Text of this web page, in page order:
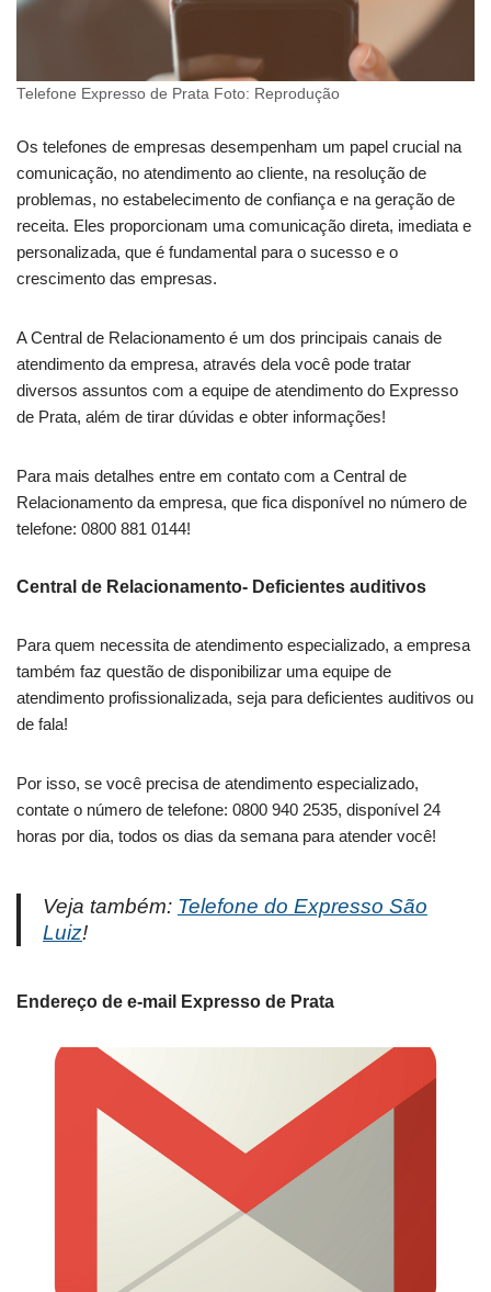
Telefone Expresso de Prata Foto: Reprodução
Os telefones de empresas desempenham um papel crucial na
comunicação, no atendimento ao cliente, na resolução de
problemas, no estabelecimento de confiança e na geração de
receita. Eles proporcionam uma comunicação direta, imediata e
personalizada, que é fundamental para o sucesso e o
crescimento das empresas.
A Central de Relacionamento é um dos principais canais de
atendimento da empresa, através dela você pode tratar
diversos assuntos com a equipe de atendimento do Expresso
de Prata, além de tirar dúvidas e obter informações!
Para mais detalhes entre em contato com a Central de
Relacionamento da empresa, que fica disponível no número de
telefone: 0800 881 0144!
Central de Relacionamento- Deficientes auditivos
Para quem necessita de atendimento especializado, a empresa
também faz questão de disponibilizar uma equipe de
atendimento profissionalizada, seja para deficientes auditivos ou
de fala!
Por isso, se você precisa de atendimento especializado,
contate o número de telefone: 0800 940 2535, disponível 24
horas por dia, todos os dias da semana para atender você!
Veja também: Telefone do Expresso São
Luiz!
Endereço de e-mail Expresso de Prata